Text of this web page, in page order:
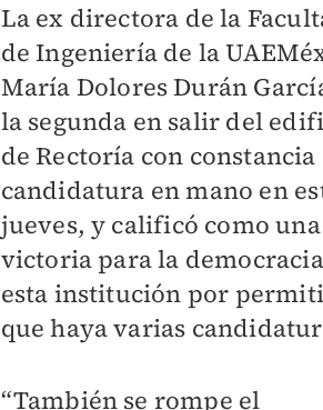
La ex directora de la
de Ingeniería de la
María Dolores Durán
la segunda en salir del
de Rectoría con constancia
candidatura en mano en
jueves, y calificó como una
victoria para la
esta institución por
que haya varias
“También se rompe el